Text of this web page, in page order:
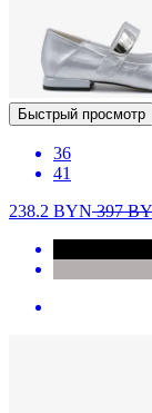
Быстрый просмотр
36
41
238.2 BYN397